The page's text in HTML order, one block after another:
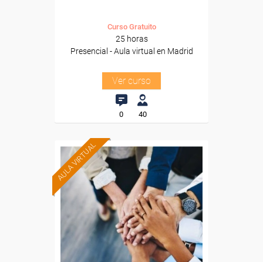
Curso Gratuito
25 horas
Presencial - Aula virtual en Madrid
Ver curso
0 40
AULA VIRTUAL
Formación 100%
subvencionada.
Para trabajadores y
autónomos de Madrid.
Para todos los sectores.